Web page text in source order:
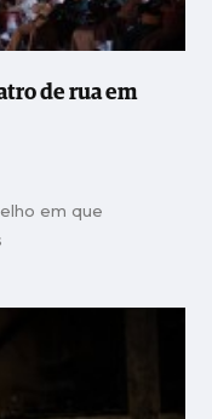
de rua em
em que